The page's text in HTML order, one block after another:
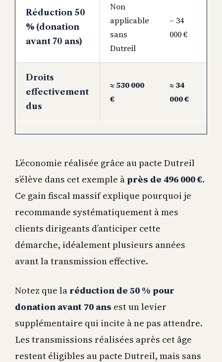
Réduction 50
% (donation
avant 70 ans)
Non
applicable
sans
Dutreil
– 34
000 €
Droits
effectivement
dus
≈ 530 000
€
≈ 34
000 €
L’économie réalisée grâce au pacte Dutreil
s’élève dans cet exemple àprès de 496 000 €.
Ce gain fiscal massif explique pourquoi je
recommande systématiquement à mes
clients dirigeants d’anticiper cette
démarche, idéalement plusieurs années
avant la transmission effective.
Notez que la réduction de 50 % pour
donation avant 70 ans est un levier
supplémentaire qui incite à ne pas attendre.
Les transmissions réalisées après cet âge
restent éligibles au pacte Dutreil, mais sans